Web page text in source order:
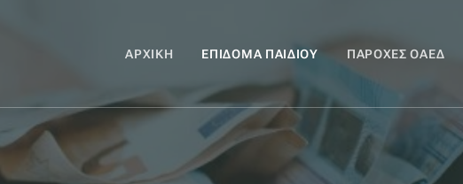
ΑΡΧΙΚΉ ΕΠΊΔΟΜΑ ΠΑΙΔΙΟΎ ΠΑΡΟΧΈΣ ΟΑΕΔ